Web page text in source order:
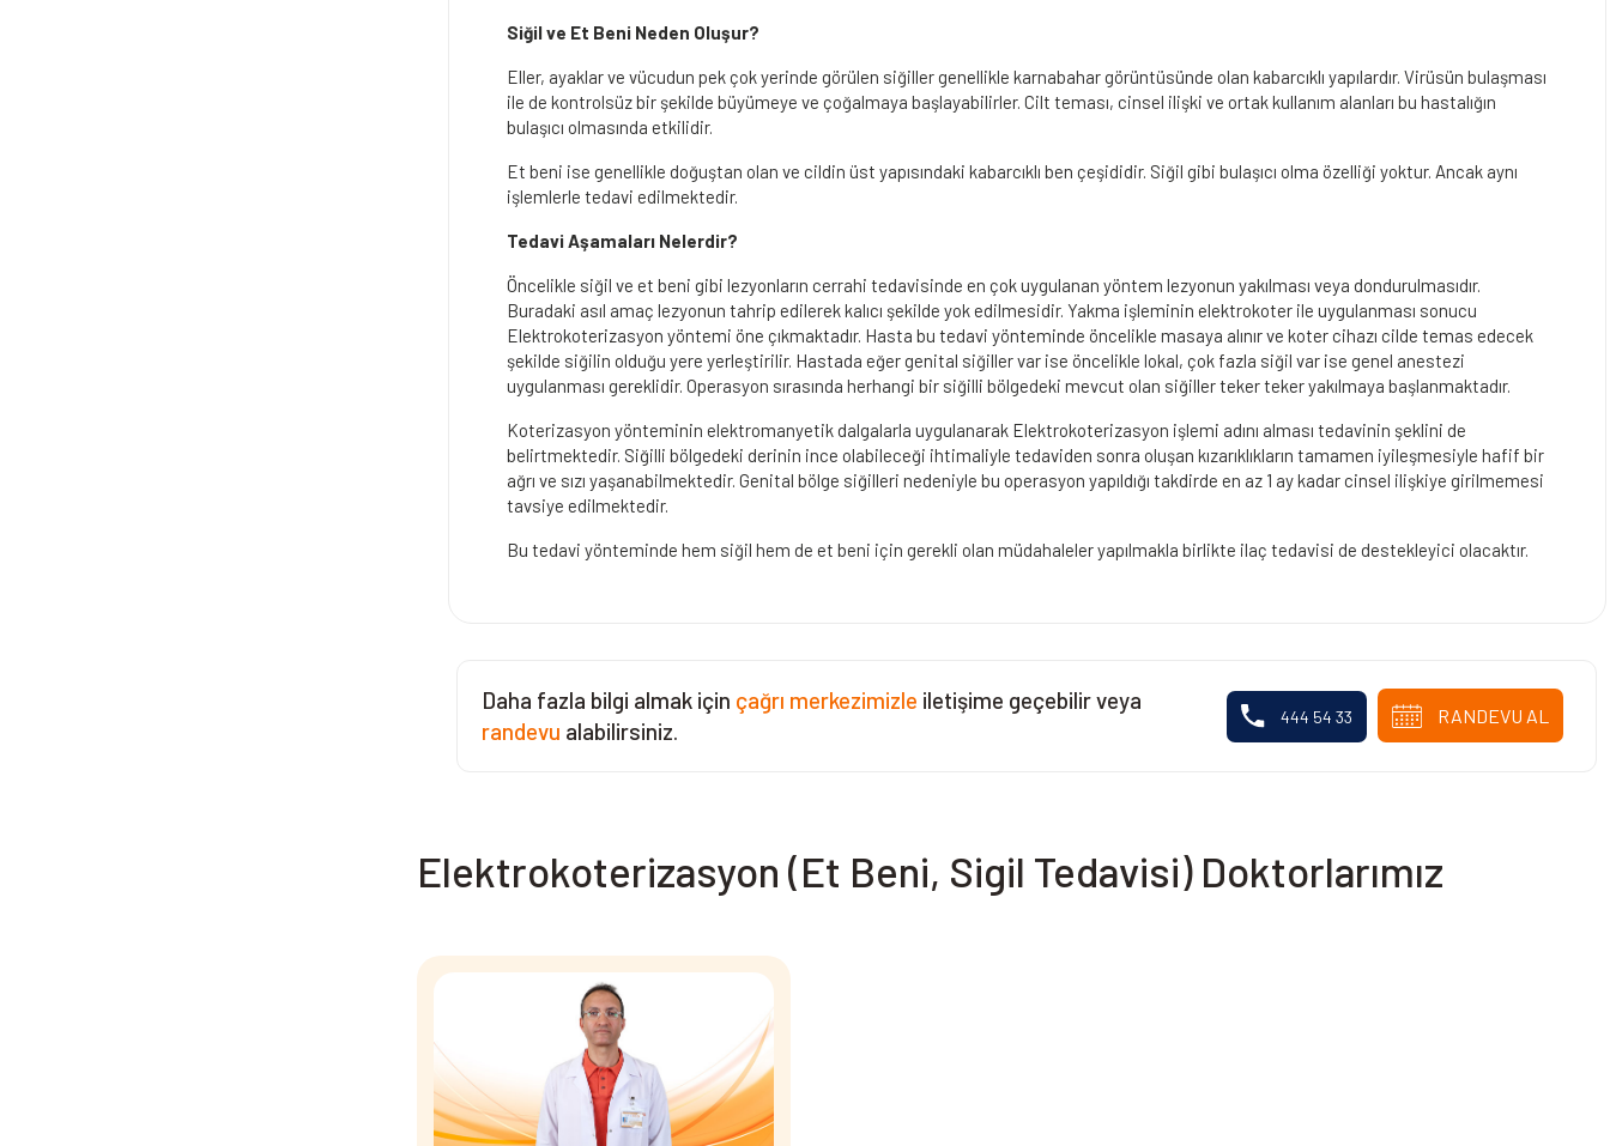
Siğil ve Et Beni Neden Oluşur?
Eller, ayaklar ve vücudun pek çok yerinde görülen siğiller genellikle karnabahar görüntüsünde olan kabarcıklı yapılardır. Virüsün bulaşması
ile de kontrolsüz bir şekilde büyümeye ve çoğalmaya başlayabilirler. Cilt teması, cinsel ilişki ve ortak kullanım alanları bu hastalığın
bulaşıcı olmasında etkilidir.
Et beni ise genellikle doğuştan olan ve cildin üst yapısındaki kabarcıklı ben çeşididir. Siğil gibi bulaşıcı olma özelliği yoktur. Ancak aynı
işlemlerle tedavi edilmektedir.
Tedavi Aşamaları Nelerdir?
Öncelikle siğil ve et beni gibi lezyonların cerrahi tedavisinde en çok uygulanan yöntem lezyonun yakılması veya dondurulmasıdır.
Buradaki asıl amaç lezyonun tahrip edilerek kalıcı şekilde yok edilmesidir. Yakma işleminin elektrokoter ile uygulanması sonucu
Elektrokoterizasyon yöntemi öne çıkmaktadır. Hasta bu tedavi yönteminde öncelikle masaya alınır ve koter cihazı cilde temas edecek
şekilde siğilin olduğu yere yerleştirilir. Hastada eğer genital siğiller var ise öncelikle lokal, çok fazla siğil var ise genel anestezi
uygulanması gereklidir. Operasyon sırasında herhangi bir siğilli bölgedeki mevcut olan siğiller teker teker yakılmaya başlanmaktadır.
Koterizasyon yönteminin elektromanyetik dalgalarla uygulanarak Elektrokoterizasyon işlemi adını alması tedavinin şeklini de
belirtmektedir. Siğilli bölgedeki derinin ince olabileceği ihtimaliyle tedaviden sonra oluşan kızarıklıkların tamamen iyileşmesiyle hafif bir
ağrı ve sızı yaşanabilmektedir. Genital bölge siğilleri nedeniyle bu operasyon yapıldığı takdirde en az 1 ay kadar cinsel ilişkiye girilmemesi
tavsiye edilmektedir.
Bu tedavi yönteminde hem siğil hem de et beni için gerekli olan müdahaleler yapılmakla birlikte ilaç tedavisi de destekleyici olacaktır.
Daha fazla bilgi almak için çağrı merkezimizle iletişime geçebilir veya
randevu alabilirsiniz.
444 54 33 RANDEVU AL
Elektrokoterizasyon (Et Beni, Sigil Tedavisi) Doktorlarımız